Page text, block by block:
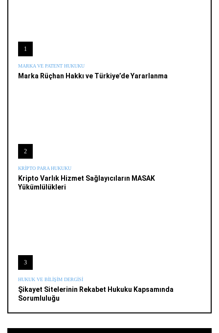
1
MARKA VE PATENT HUKUKU
Marka Rüçhan Hakkı ve Türkiye’de Yararlanma
2
KRIPTO PARA HUKUKU
Kripto Varlık Hizmet Sağlayıcıların MASAK
Yükümlülükleri
3
HUKUK VE BILIŞIM DERGISI
Şikayet Sitelerinin Rekabet Hukuku Kapsamında
Sorumluluğu